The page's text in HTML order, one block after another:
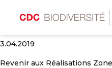
Zones de
3.04.2019
Revenir aux Réalisations